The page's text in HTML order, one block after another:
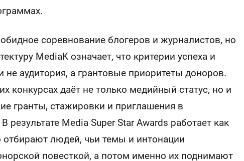
соревнование блогеров и журналистов, но
MediaK означает, что критерии успеха и
аудитория, а грантовые приоритеты доноров.
конкурсах даёт не только медийный статус, но и
гранты, стажировки и приглашения в
Media Super Star Awards работает как
отбирают людей, чьи темы и интонации
повесткой, а потом именно их поднимают